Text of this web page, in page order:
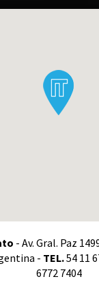
- Av. Gral. Paz
- TEL.54 11
6772 7404